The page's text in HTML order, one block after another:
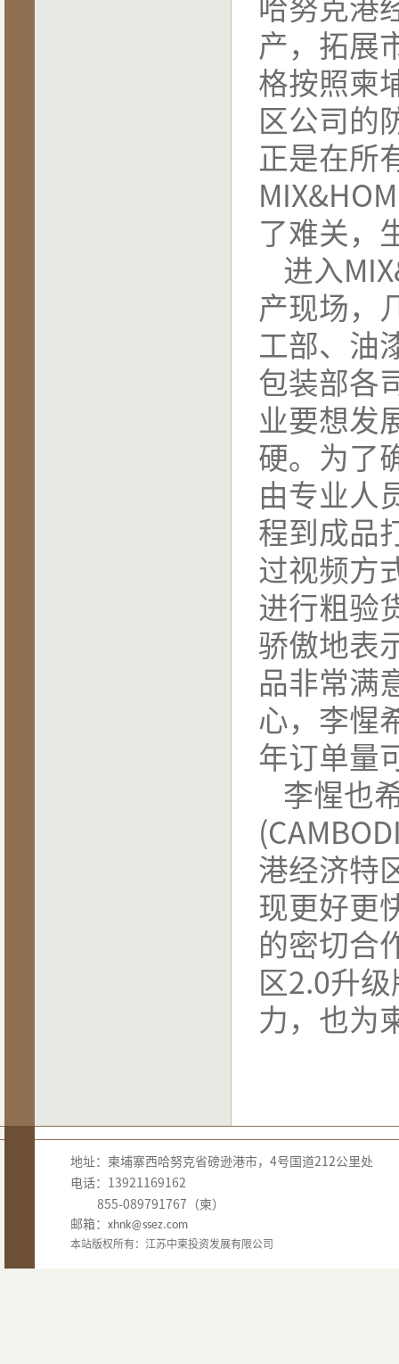
产，拓展
格按照柬
区公司的
正是在所
了难关，
进入
产现场，
工部、油
包装部各
业要想发
硬。为了
由专业人
程到成品
过视频方
进行粗验
骄傲地表
品非常满
心，李惺
年订单量
李惺也
港经济特
现更好更
的密切合
区2.0升
力，也为
地址：柬埔寨西哈努克省磅逊港市，4号国道212公里处
电话：13921169162
855-089791767（柬）
邮箱： xhnk@ssez.com
本站版权所有：江苏中柬投资发展有限公司